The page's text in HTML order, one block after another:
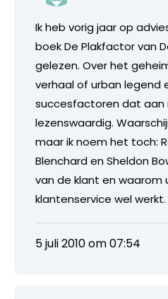
Ik heb vorig jaar op
boek De Plakfactor van
gelezen. Over het
verhaal of urban legend
succesfactoren dat aan
lezenswaardig.
maar ik noem het toch:
Blenchard en Sheldon
van de klant en waarom
klantenservice wel werkt.
5 juli 2010 om 07:54